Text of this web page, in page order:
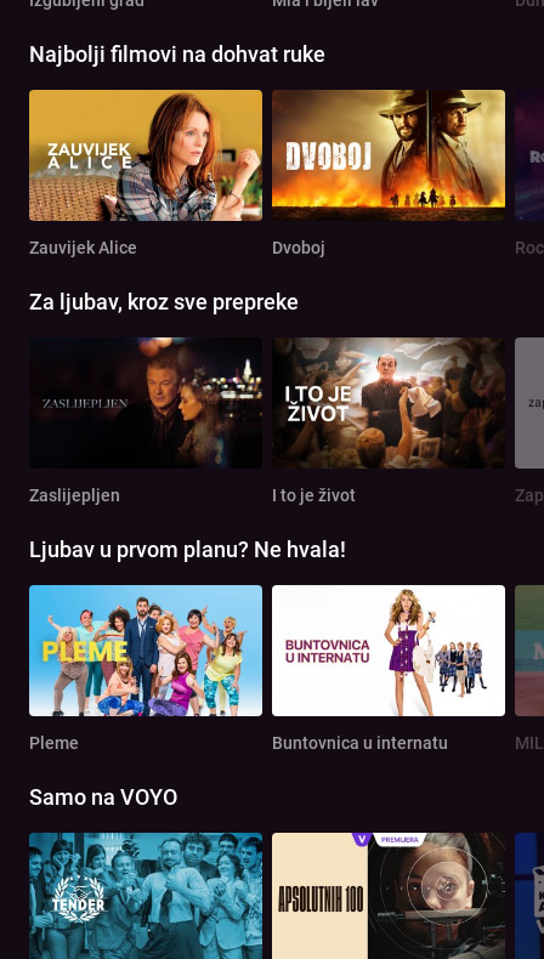
Najbolji filmovi na dohvat ruke
Zauvijek Alice Dvoboj
Za ljubav, kroz sve prepreke
Zaslijepljen I to je život
Ljubav u prvom planu? Ne hvala!
Pleme Buntovnica u internatu
Samo na VOYO